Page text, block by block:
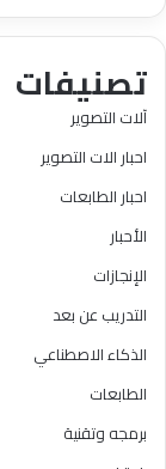
تصنيفات
آلات التصوير
احبار الات التصوير
احبار الطابعات
الأحبار
الإنجازات
التدريب عن بعد
الذكاء الاصطناعي
الطابعات
برمجه وتقنية